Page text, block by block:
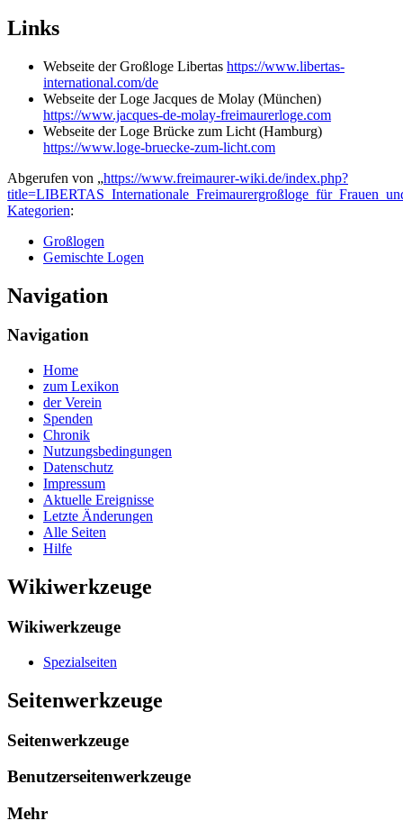
Links
Webseite der Großloge Libertas https://www.libertas-
international.com/de
Webseite der Loge Jacques de Molay (München)
https://www.jacques-de-molay-freimaurerloge.com
Webseite der Loge Brücke zum Licht (Hamburg)
https://www.loge-bruecke-zum-licht.com
Abgerufen von „https://www.freimaurer-wiki.de/index.php?
Kategorien:
Großlogen
Gemischte Logen
Navigation
Navigation
Home
zum Lexikon
der Verein
Spenden
Chronik
Nutzungsbedingungen
Datenschutz
Impressum
Aktuelle Ereignisse
Letzte Änderungen
Alle Seiten
Hilfe
Wikiwerkzeuge
Wikiwerkzeuge
Spezialseiten
Seitenwerkzeuge
Seitenwerkzeuge
Benutzerseitenwerkzeuge
Mehr